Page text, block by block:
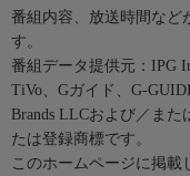
番組内容、放送時間など
す。
番組データ提供元：IPG
TiVo、Gガイド、G-
Brands LLCおよび／ま
たは登録商標です。
このホームページに掲